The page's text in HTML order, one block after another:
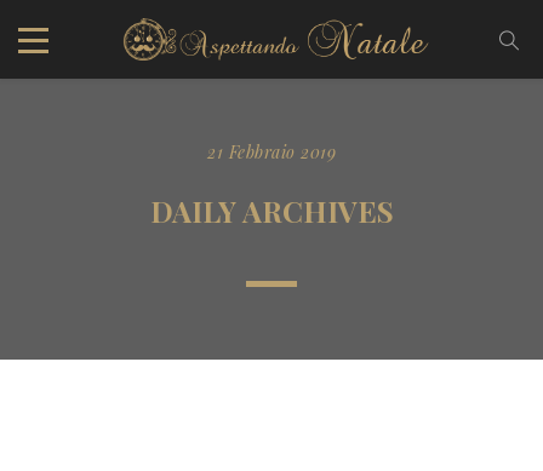
21 Febbraio 2019
DAILY ARCHIVES